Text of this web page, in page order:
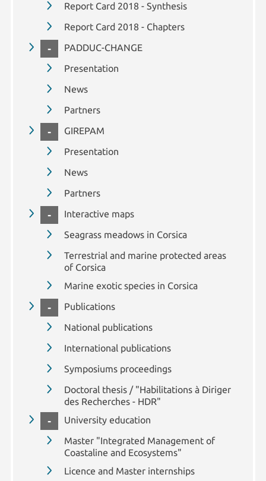
Report Card 2018 - Synthesis
Report Card 2018 - Chapters
COLLAPSE
PADDUC-CHANGE
Presentation
News
Partners
COLLAPSE
GIREPAM
Presentation
News
Partners
COLLAPSE
Interactive maps
Seagrass meadows in Corsica
Terrestrial and marine protected areas
of Corsica
Marine exotic species in Corsica
COLLAPSE
Publications
National publications
International publications
Symposiums proceedings
Doctoral thesis / "Habilitations à Diriger
des Recherches - HDR"
COLLAPSE
University education
Master "Integrated Management of
Coastaline and Ecosystems"
Licence and Master internships